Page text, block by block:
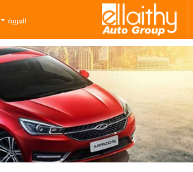
Ellaithy Auto Group
العربية